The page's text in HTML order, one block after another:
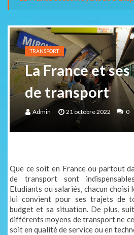
Conseils pratiques pour visiter
Road trip en Europe de l’Est : itinéraire 15
Les étapes de la préparation
TRANSPORT
La France et
de transport
Admin 21 octobre 2022 0
Que ce soit en France ou partout
de transport sont
Etudiants ou salariés, chacun choisi
lui convient pour ses trajets de
budget et sa situation. De plus,
différents moyens de transport ne
soit en qualité de service ou en